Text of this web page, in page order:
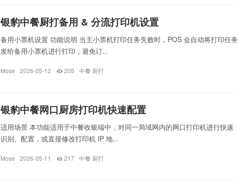
银豹中餐厨打备用 & 分流打印机设置
备用小票机设置 功能说明 当主小票机打印任务失败时，POS 会自动将打印任务
发给备用小票机进行打印，避免订...
Mose 2026-05-12 205 中餐 厨打
银豹中餐网口厨房打印机快速配置
适用场景 本功能适用于中餐收银端中，对同一局域网内的网口打印机进行快速
识别、配置，或直接修改打印机 IP 地...
Mose 2026-05-11 217 中餐 厨打